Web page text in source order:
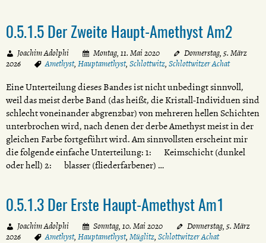
0.5.1.5 Der Zweite Haupt-Amethyst Am2
Joachim Adolphi Montag, 11. Mai 2020
Donnerstag, 5. März
2026
Amethyst, Hauptamethyst, Schlottwitz, Schlottwitzer Achat
Eine Unterteilung dieses Bandes ist nicht unbedingt sinnvoll,
weil das meist derbe Band (das heißt, die Kristall-Individuen sind
schlecht voneinander abgrenzbar) von mehreren hellen Schichten
unterbrochen wird, nach denen der derbe Amethyst meist in der
gleichen Farbe fortgeführt wird. Am sinnvollsten erscheint mir
die folgende einfache Unterteilung: 1: Keimschicht (dunkel
oder hell) 2: blasser (fliederfarbener) …
0.5.1.3 Der Erste Haupt-Amethyst Am1
Joachim Adolphi Sonntag, 10. Mai 2020
Donnerstag, 5. März
2026
Amethyst, Hauptamethyst, Müglitz, Schlottwitzer Achat